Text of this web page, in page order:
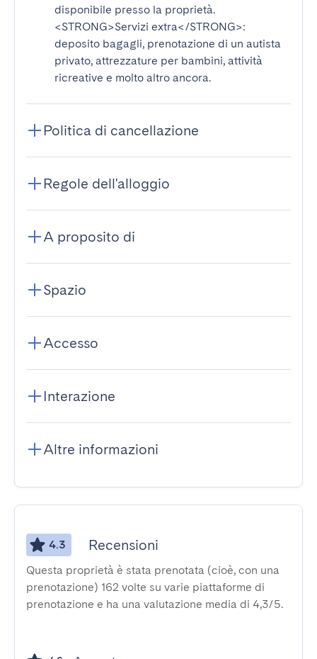
disponibile presso la proprietà.
<STRONG>Servizi extra</STRONG>:
deposito bagagli, prenotazione di un autista
privato, attrezzature per bambini, attività
ricreative e molto altro ancora.
Politica di cancellazione
Regole dell'alloggio
A proposito di
Spazio
Accesso
Interazione
Altre informazioni
4.3 Recensioni
Questa proprietà è stata prenotata (cioè, con una
prenotazione) 162 volte su varie piattaforme di
prenotazione e ha una valutazione media di 4,3/5.